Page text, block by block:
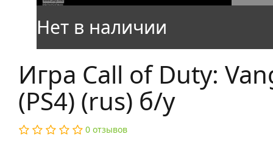
Игра Call of Duty:
(PS4) (rus) б/у
0 отзывов